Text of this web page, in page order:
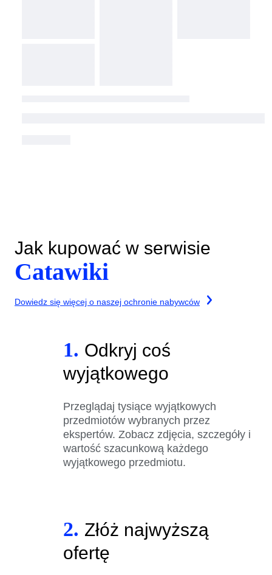
Jak kupować w serwisie
Catawiki
Dowiedz się więcej o naszej ochronie nabywców
1. Odkryj coś
wyjątkowego
Przeglądaj tysiące wyjątkowych
przedmiotów wybranych przez
ekspertów. Zobacz zdjęcia, szczegóły i
wartość szacunkową każdego
wyjątkowego przedmiotu.
2. Złóż najwyższą
ofertę